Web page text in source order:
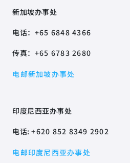
新加坡办事处
电话： +65 6848 4366
传真： +65 6783 2680
电邮新加坡办事处
印度尼西亚办事处
电话:+620 852 8349 2902
电邮印度尼西亚办事处